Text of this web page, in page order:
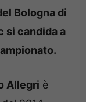
Bologna di
si candida a
Allegri è